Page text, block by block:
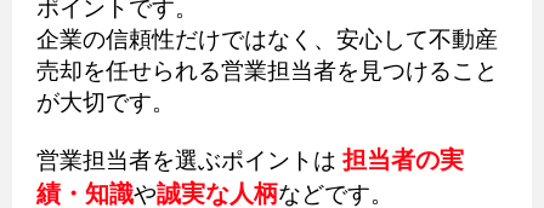
ポイントです。
企業の信頼性だけではなく、安心して不動産
売却を任せられる営業担当者を見つけること
が大切です。
営業担当者を選ぶポイントは 担当者の実
績・知識や誠実な人柄などです。